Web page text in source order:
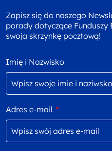
Zapisz się do naszego
porady dotyczące Funduszy
swoja skrzynkę pocztową!
Imię i Nazwisko
Adres e-mail *